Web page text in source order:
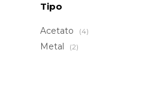
Tipo
Acetato (4)
Metal (2)